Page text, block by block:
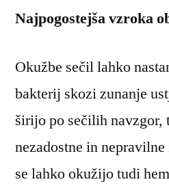
Najpogostejša vzroka
Okužbe sečil lahko
bakterij skozi zunanje
širijo po sečilih navzgor,
nezadostne in
se lahko okužijo tudi